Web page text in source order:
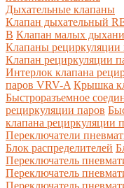
Дыхательные клапаны
Клапан дыхательный
B Клапан малых
Клапаны рециркуляции
Клапан рециркуляции
Интерлок клапана
паров VRV-A Крышка
Быстроразъемное
рециркуляции паров
клапана рециркуляции
Переключатели
Блок распределителей
Переключатель
Переключатель
Переключатель